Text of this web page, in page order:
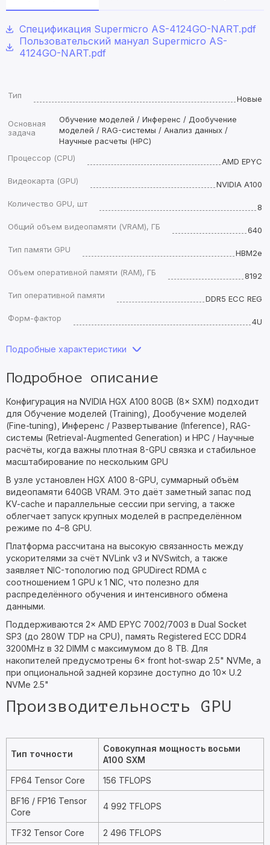
Спецификация Supermicro AS-4124GO-NART.pdf
Пользовательский мануал Supermicro AS-
4124GO-NART.pdf
Тип Новые
Основная
задача
Обучение моделей / Инференс / Дообучение
моделей / RAG-системы / Анализ данных /
Научные расчеты (HPC)
Процессор (CPU)
AMD EPYC
Видеокарта (GPU)
NVIDIA A100
Количество GPU, шт
8
Общий объем видеопамяти (VRAM), ГБ
640
Тип памяти GPU
HBM2e
Объем оперативной памяти (RAM), ГБ
8192
Тип оперативной памяти
DDR5 ECC REG
Форм-фактор
4U
Подробные характеристики
Подробное описание
Конфигурация на NVIDIA HGX A100 80GB (8× SXM) подходит
для Обучение моделей (Training), Дообучение моделей
(Fine-tuning), Инференс / Развертывание (Inference), RAG-
системы (Retrieval-Augmented Generation) и HPC / Научные
расчёты, когда важны плотная 8-GPU связка и стабильное
масштабирование по нескольким GPU
В узле установлен HGX A100 8-GPU, суммарный объём
видеопамяти 640GB VRAM. Это даёт заметный запас под
KV-cache и параллельные сессии при serving, а также
облегчает запуск крупных моделей в распределённом
режиме по 4–8 GPU.
Платформа рассчитана на высокую связанность между
ускорителями за счёт NVLink v3 и NVSwitch, а также
заявляет NIC-топологию под GPUDirect RDMA с
соотношением 1 GPU к 1 NIC, что полезно для
распределённого обучения и интенсивного обмена
данными.
Поддерживаются 2× AMD EPYC 7002/7003 в Dual Socket
SP3 (до 280W TDP на CPU), память Registered ECC DDR4
3200MHz в 32 DIMM с максимумом до 8 TB. Для
накопителей предусмотрены 6× front hot-swap 2.5" NVMe, а
при опциональной задней корзине доступно до 10× U.2
NVMe 2.5"
Производительность GPU
Тип точности
Совокупная мощность восьми
A100 SXM
FP64 Tensor Core
156 TFLOPS
BF16 / FP16 Tensor
Core
4 992 TFLOPS
TF32 Tensor Core 2 496 TFLOPS